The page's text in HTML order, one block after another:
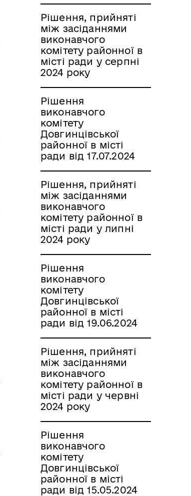
Рішення, прийняті
між засіданнями
виконавчого
комітету районної в
місті ради у серпні
2024 року
Рішення
виконавчого
комітету
Довгинцівської
районної в місті
ради від 17.07.2024
Рішення, прийняті
між засіданнями
виконавчого
комітету районної в
місті ради у липні
2024 року
Рішення
виконавчого
комітету
Довгинцівської
районної в місті
ради від 19.06.2024
Рішення, прийняті
між засіданнями
виконавчого
комітету районної в
місті ради у червні
2024 року
Рішення
виконавчого
комітету
Довгинцівської
районної в місті
ради від 15.05.2024